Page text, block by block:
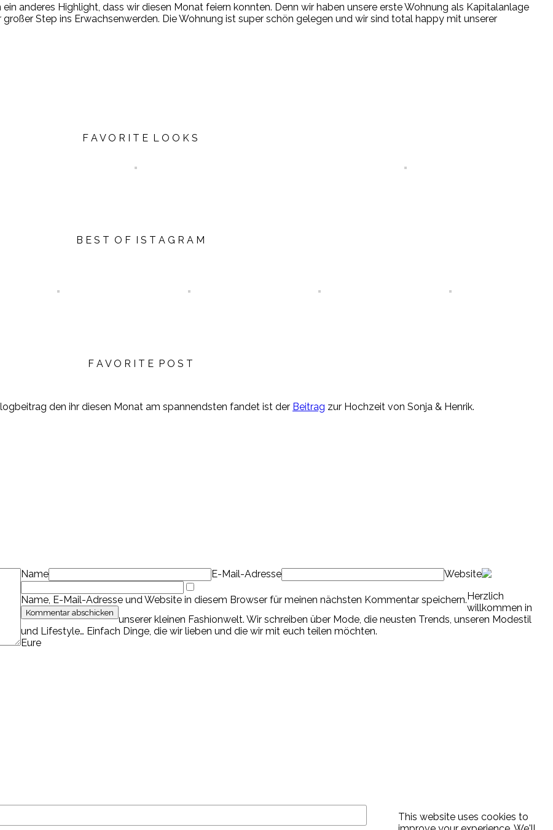
anderes Highlight, dass wir diesen Monat feiern konnten. Denn wir haben unsere erste Wohnung als Kapitalanlage
Step ins Erwachsenwerden. Die Wohnung ist super schön gelegen und wir sind total happy mit unserer
F A V O R I T E L O O K S
B E S T O F I S T A G R A M
F A V O R I T E P O S T
den ihr diesen Monat am spannendsten fandet ist der Beitrag zur Hochzeit von Sonja & Henrik.
Name E-Mail-Adresse Website
Name, E-Mail-Adresse und Website in diesem Browser für meinen nächsten Kommentar speichern. Herzlich
willkommen in
unserer kleinen Fashionwelt. Wir schreiben über Mode, die neusten Trends, unseren Modestil
und Lifestyle… Einfach Dinge, die wir lieben und die wir mit euch teilen möchten.
Eure
This website uses cookies to